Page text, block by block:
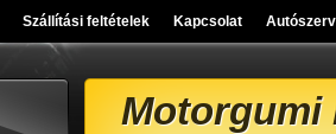
Szállítási feltételek Kapcsolat
Motorgumi